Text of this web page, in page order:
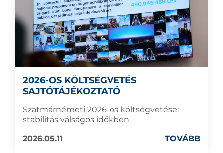
2026-OS KÖLTSÉGVETÉS
SAJTÓTÁJÉKOZTATÓ
Szatmárnémeti 2026-os költségvetése:
stabilitás válságos időkben
2026.05.11
TOVÁBB